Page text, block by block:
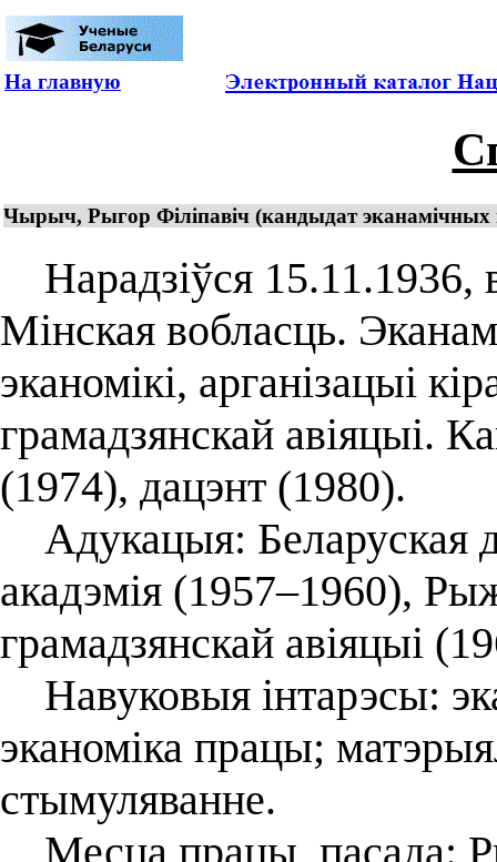
На главную
Чырыч, Рыгор Філіпавіч (кандыдат
Нарадзіўся 15.11.1936,
Мінская вобласць.
эканомікі, арганізацыі
грамадзянскай авіяцыі.
(1974), дацэнт (1980).
Адукацыя: Беларуская
акадэмія (1957–1960),
грамадзянскай авіяцыі
Навуковыя інтарэсы:
эканоміка працы;
стымуляванне.
Месца працы, пасада: